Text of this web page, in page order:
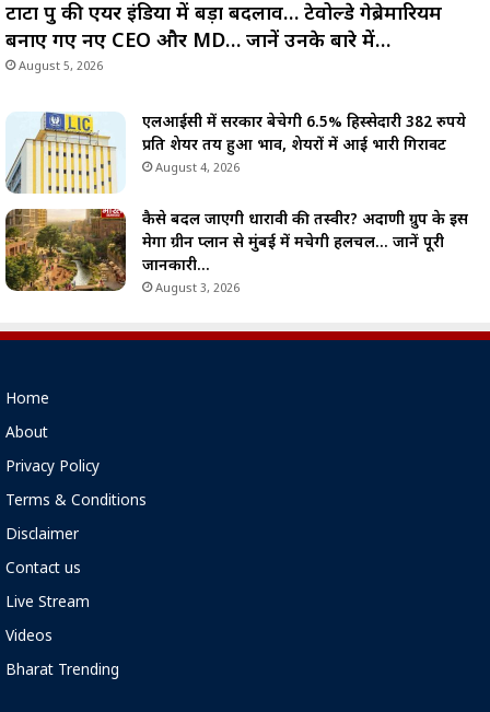
टाटा ग्रुप की एयर इंडिया में बड़ा बदलाव… टेवोल्डे गेब्रेमारियम
बनाए गए नए CEO और MD… जानें उनके बारे में…
August 5, 2026
एलआईसी में सरकार बेचेगी 6.5% हिस्सेदारी 382 रुपये
प्रति शेयर तय हुआ भाव, शेयरों में आई भारी गिरावट
August 4, 2026
कैसे बदल जाएगी धारावी की तस्वीर? अदाणी ग्रुप के इस
मेगा ग्रीन प्लान से मुंबई में मचेगी हलचल… जानें पूरी
जानकारी…
August 3, 2026
Home
About
Privacy Policy
Terms & Conditions
Disclaimer
Contact us
Live Stream
Videos
Bharat Trending